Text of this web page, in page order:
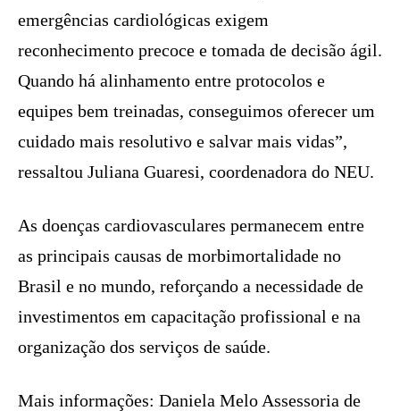
emergências cardiológicas exigem
reconhecimento precoce e tomada de decisão ágil.
Quando há alinhamento entre protocolos e
equipes bem treinadas, conseguimos oferecer um
cuidado mais resolutivo e salvar mais vidas”,
ressaltou Juliana Guaresi, coordenadora do NEU.
As doenças cardiovasculares permanecem entre
as principais causas de morbimortalidade no
Brasil e no mundo, reforçando a necessidade de
investimentos em capacitação profissional e na
organização dos serviços de saúde.
Mais informações: Daniela Melo Assessoria de